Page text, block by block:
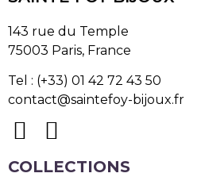
143 rue du Temple
75003 Paris, France
Tel : (+33) 01 42 72 43 50
contact@saintefoy-bijoux.fr
COLLECTIONS